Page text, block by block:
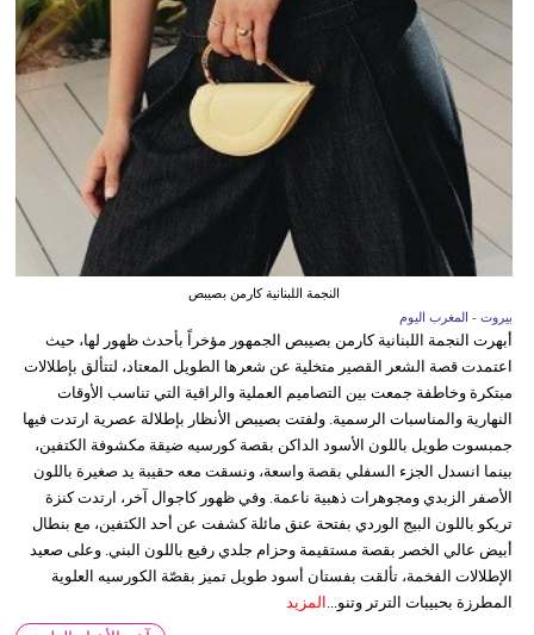
النجمة اللبنانية كارمن بصيبص
بيروت - المغرب اليوم
أبهرت النجمة اللبنانية كارمن بصيبص الجمهور مؤخراً بأحدث ظهور لها، حيث
اعتمدت قصة الشعر القصير متخلية عن شعرها الطويل المعتاد، لتتألق بإطلالات
مبتكرة وخاطفة جمعت بين التصاميم العملية والراقية التي تناسب الأوقات
النهارية والمناسبات الرسمية. ولفتت بصيبص الأنظار بإطلالة عصرية ارتدت فيها
جمبسوت طويل باللون الأسود الداكن بقصة كورسيه ضيقة مكشوفة الكتفين،
بينما انسدل الجزء السفلي بقصة واسعة، ونسقت معه حقيبة يد صغيرة باللون
الأصفر الزبدي ومجوهرات ذهبية ناعمة. وفي ظهور كاجوال آخر، ارتدت كنزة
تريكو باللون البيج الوردي بفتحة عنق مائلة كشفت عن أحد الكتفين، مع بنطال
أبيض عالي الخصر بقصة مستقيمة وحزام جلدي رفيع باللون البني. وعلى صعيد
الإطلالات الفخمة، تألقت بفستان أسود طويل تميز بقصّة الكورسيه العلوية
المطرزة بحبيبات الترتر وتنو...
المزيد